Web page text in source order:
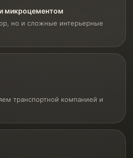
микроцементом
но и сложные интерьерные
транспортной компанией и